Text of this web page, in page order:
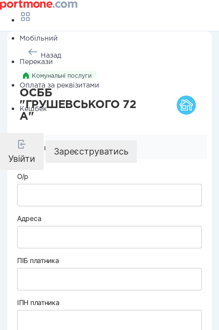
Мобільний
Перекази
Оплата за реквізитами
Кешбек
Увійти
Зареєструватись
Назад
Комунальні послуги
ОСББ
"ГРУШЕВСЬКОГО 72
А"
Реквізити компанії
О/р
Адреса
ПІБ платника
ІПН платника